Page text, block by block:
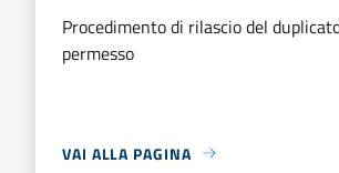
Procedimento di rilascio del
permesso
VAI ALLA PAGINA